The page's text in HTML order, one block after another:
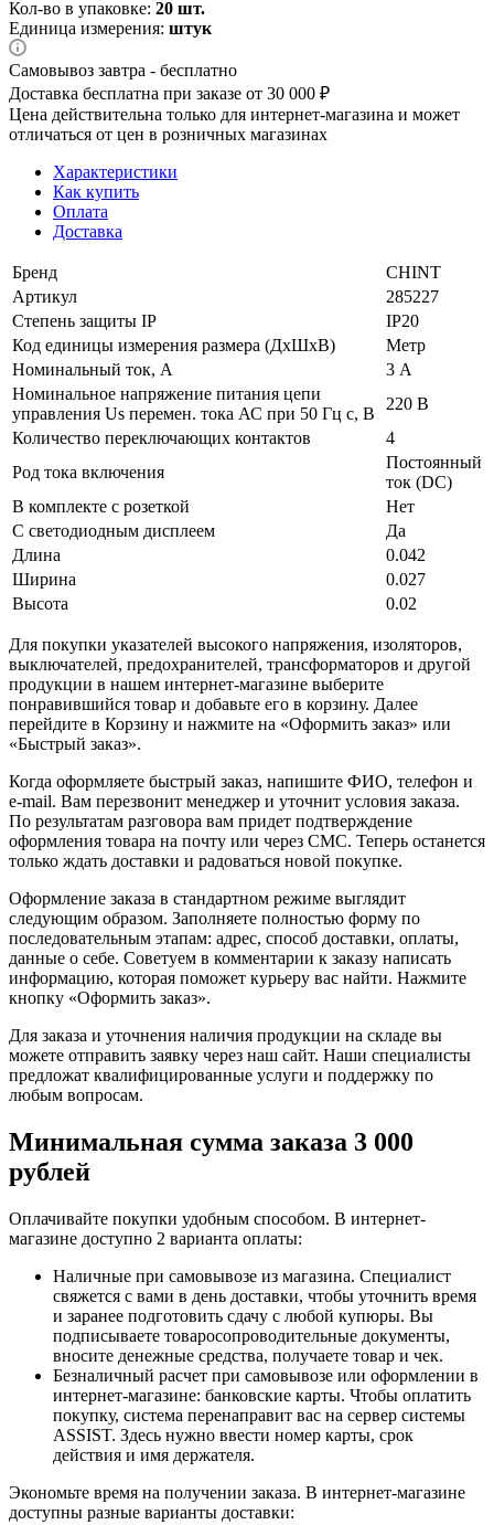
Кол-во в упаковке: 20 шт.
Единица измерения: штук
Самовывоз завтра - бесплатно
Доставка бесплатна при заказе от 30 000 ₽
Цена действительна только для интернет-магазина и может
отличаться от цен в розничных магазинах
Характеристики
Как купить
Оплата
Доставка
Бренд
CHINT
Артикул
285227
Степень защиты IP
IP20
Код единицы измерения размера (ДхШхВ)
Метр
Номинальный ток, А
3 А
Номинальное напряжение питания цепи
управления Us перемен. тока АС при 50 Гц с, В
220 В
Количество переключающих контактов
4
Род тока включения
Постоянный
ток (DC)
В комплекте с розеткой
Нет
С светодиодным дисплеем
Да
Длина
0.042
Ширина
0.027
Высота
0.02
Для покупки указателей высокого напряжения, изоляторов,
выключателей, предохранителей, трансформаторов и другой
продукции в нашем интернет-магазине выберите
понравившийся товар и добавьте его в корзину. Далее
перейдите в Корзину и нажмите на «Оформить заказ» или
«Быстрый заказ».
Когда оформляете быстрый заказ, напишите ФИО, телефон и
e-mail. Вам перезвонит менеджер и уточнит условия заказа.
По результатам разговора вам придет подтверждение
оформления товара на почту или через СМС. Теперь останется
только ждать доставки и радоваться новой покупке.
Оформление заказа в стандартном режиме выглядит
следующим образом. Заполняете полностью форму по
последовательным этапам: адрес, способ доставки, оплаты,
данные о себе. Советуем в комментарии к заказу написать
информацию, которая поможет курьеру вас найти. Нажмите
кнопку «Оформить заказ».
Для заказа и уточнения наличия продукции на складе вы
можете отправить заявку через наш сайт. Наши специалисты
предложат квалифицированные услуги и поддержку по
любым вопросам.
Минимальная сумма заказа 3 000
рублей
Оплачивайте покупки удобным способом. В интернет-
магазине доступно 2 варианта оплаты:
Наличные при самовывозе из магазина. Специалист
свяжется с вами в день доставки, чтобы уточнить время
и заранее подготовить сдачу с любой купюры. Вы
подписываете товаросопроводительные документы,
вносите денежные средства, получаете товар и чек.
Безналичный расчет при самовывозе или оформлении в
интернет-магазине: банковские карты. Чтобы оплатить
покупку, система перенаправит вас на сервер системы
ASSIST. Здесь нужно ввести номер карты, срок
действия и имя держателя.
Экономьте время на получении заказа. В интернет-магазине
доступны разные варианты доставки: